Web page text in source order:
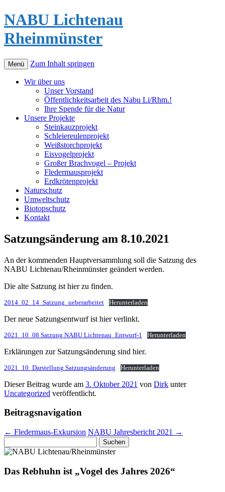
NABU Lichtenau
Rheinmünster
Menü Zum Inhalt springen
Wir über uns
Unser Vorstand
Öffentlichkeitsarbeit des Nabu Li/Rhm.!
Ihre Spende für die Natur
Unsere Projekte
Steinkauzprojekt
Schleiereulenprojekt
Weißstorchprojekt
Eisvogelprojekt
Großer Brachvogel – Projekt
Fledermausprojekt
Erdkrötenprojekt
Naturschutz
Umweltschutz
Biotopschutz
Kontakt
Satzungsänderung am 8.10.2021
An der kommenden Hauptversammlung soll die Satzung des
NABU Lichtenau/Rheinmünster geändert werden.
Die alte Satzung ist hier zu finden.
2014_02_14_Satzung_ueberarbeitet Herunterladen
Der neue Satzungsentwurf ist hier verlinkt.
2021_10_08 Satzung NABU Lichtenau_Entwurf-1 Herunterladen
Erklärungen zur Satzungsänderung sind hier.
2021_10_Darstellung Satzungsänderung Herunterladen
Dieser Beitrag wurde am 3. Oktober 2021 von Dirk unter
Uncategorized veröffentlicht.
Beitragsnavigation
← Fledermaus-Exkursion NABU Jahresbericht 2021 →
nach:
Das Rebhuhn ist „Vogel des Jahres 2026“